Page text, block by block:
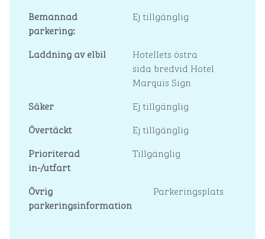
Bemannad
parkering:
Ej tillgänglig
Laddning av elbil
Hotellets östra
sida bredvid Hotel
Marquis Sign
Säker
Ej tillgänglig
Övertäckt
Ej tillgänglig
Prioriterad
in-/utfart
Tillgänglig
Övrig
parkeringsinformation
Parkeringsplats